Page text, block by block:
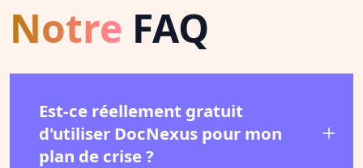
Notre FAQ
Est-ce réellement gratuit
d'utiliser DocNexus pour mon
plan de crise ?